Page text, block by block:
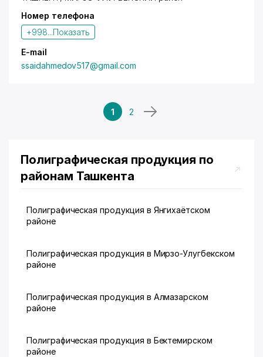
Номер телефона
+998...Показать
E-mail
ssaidahmedov517@gmail.com
1 2
Полиграфическая продукция по
районам Ташкента
Полиграфическая продукция в Янгихаётском
районе
Полиграфическая продукция в Мирзо-Улугбекском
районе
Полиграфическая продукция в Алмазарском
районе
Полиграфическая продукция в Бектемирском
районе